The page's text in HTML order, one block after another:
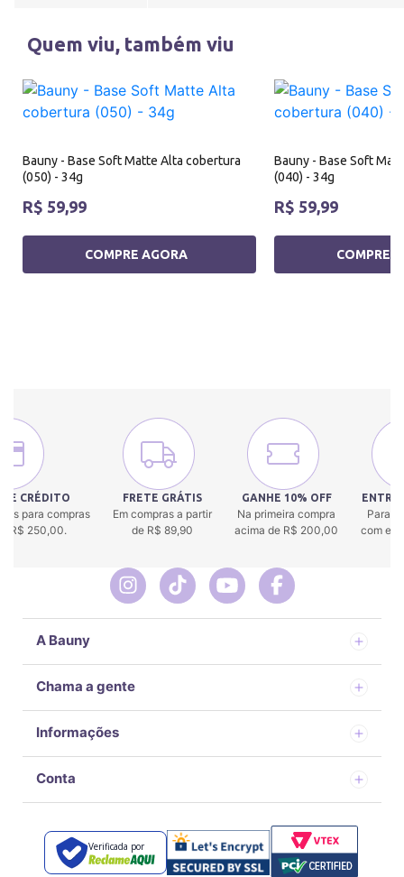
Quem viu, também viu
Bauny - Base Soft Matte Alta cobertura
(050) - 34g
R$ 59,99
COMPRE AGORA
Bauny - Base Soft
(040) - 34g
R$ 59,99
COMPRE
CRÉDITO
para compras
R$ 250,00.
FRETE GRÁTIS
Em compras a partir
de R$ 89,90
GANHE 10% OFF
Na primeira compra
acima de R$ 200,00
Para
com
A Bauny
Chama a gente
Informações
Conta
Verificada por